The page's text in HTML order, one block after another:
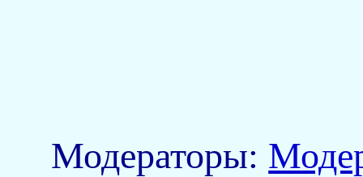
Модераторы: